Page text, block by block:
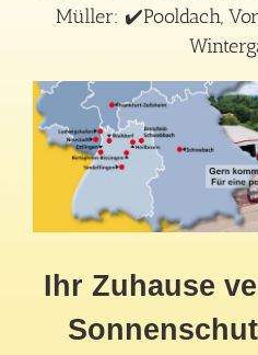
Müller: ✔️Pooldach,
Ihr Zuhause